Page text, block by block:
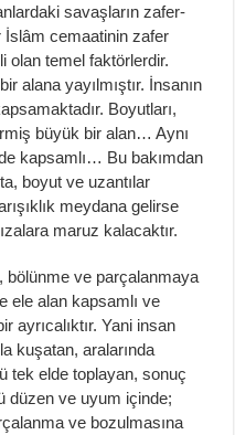
savaşların zafer-
İslâm cemaatinin zafer
olan temel faktörlerdir.
alana yayılmıştır. İnsanın
Boyutları,
büyük bir alan… Aynı
kapsamlı… Bu bakımdan
boyut ve uzantılar
meydana gelirse
maruz kalacaktır.
bölünme ve parçalanmaya
ele alan kapsamlı ve
ayrıcalıktır. Yani insan
kuşatan, aralarında
tek elde toplayan, sonuç
düzen ve uyum içinde;
ve bozulmasına